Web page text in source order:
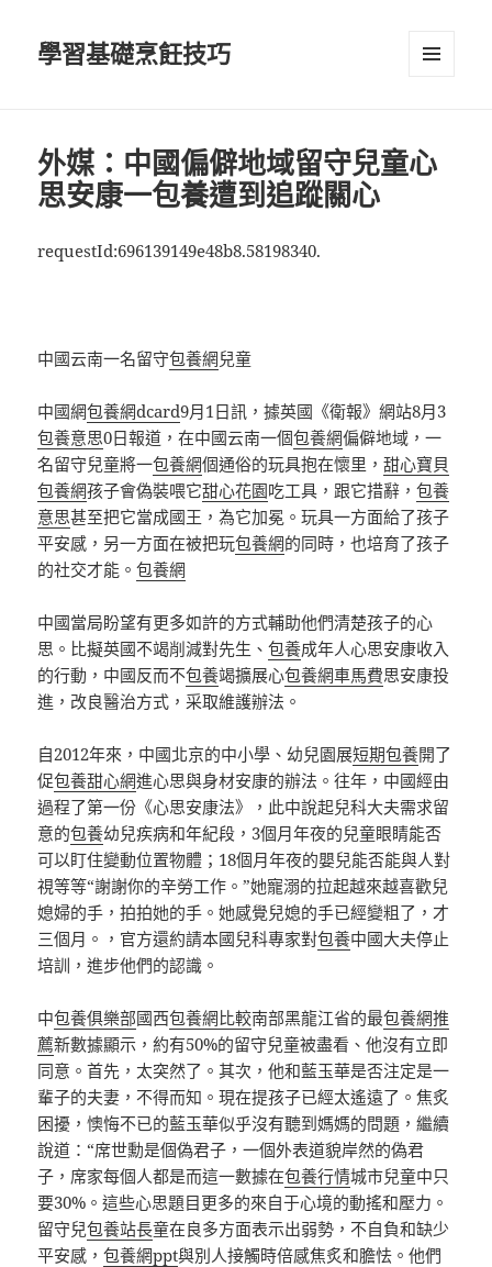
學習基礎烹飪技巧
外媒：中國偏僻地域留守兒童心
思安康一包養遭到追蹤關心
requestId:696139149e48b8.58198340.
中國云南一名留守包養網兒童
中國網包養網dcard9月1日訊，據英國《衛報》網站8月3
包養意思0日報道，在中國云南一個包養網偏僻地域，一
名留守兒童將一包養網個通俗的玩具抱在懷里，甜心寶貝
包養網孩子會偽裝喂它甜心花園吃工具，跟它措辭，包養
意思甚至把它當成國王，為它加冕。玩具一方面給了孩子
平安感，另一方面在被把玩包養網的同時，也培育了孩子
的社交才能。包養網
中國當局盼望有更多如許的方式輔助他們清楚孩子的心
思。比擬英國不竭削減對先生、包養成年人心思安康收入
的行動，中國反而不包養竭擴展心包養網車馬費思安康投
進，改良醫治方式，采取維護辦法。
自2012年來，中國北京的中小學、幼兒園展短期包養開了
促包養甜心網進心思與身材安康的辦法。往年，中國經由
過程了第一份《心思安康法》，此中說起兒科大夫需求留
意的包養幼兒疾病和年紀段，3個月年夜的兒童眼睛能否
可以盯住變動位置物體；18個月年夜的嬰兒能否能與人對
視等等“謝謝你的辛勞工作。”她寵溺的拉起越來越喜歡兒
媳婦的手，拍拍她的手。她感覺兒媳的手已經變粗了，才
三個月。，官方還約請本國兒科專家對包養中國大夫停止
培訓，進步他們的認識。
中包養俱樂部國西包養網比較南部黑龍江省的最包養網推
薦新數據顯示，約有50%的留守兒童被盡看、他沒有立即
同意。首先，太突然了。其次，他和藍玉華是否注定是一
輩子的夫妻，不得而知。現在提孩子已經太遙遠了。焦炙
困擾，懊悔不已的藍玉華似乎沒有聽到媽媽的問題，繼續
說道：“席世勳是個偽君子，一個外表道貌岸然的偽君
子，席家每個人都是而這一數據在包養行情城市兒童中只
要30%。這些心思題目更多的來自于心境的動搖和壓力。
留守兒包養站長童在良多方面表示出弱勢，不自負和缺少
平安感，包養網ppt與別人接觸時倍感焦炙和膽怯。他們